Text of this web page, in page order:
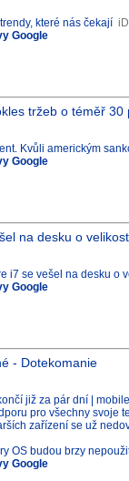
které nás čekají
Google
tržeb o téměř
Kvůli americkým
Google
na desku o
i7 se vešel na desku o
Google
- Dotekomanie
již za pár dní |
pro všechny svoje
zařízení se už
OS budou brzy
Google